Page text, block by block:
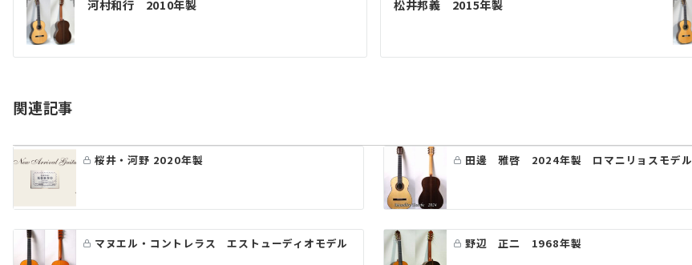
稿
ナ
ゲ
シ
ン
河村和行 2010年製 松井邦義 2015年製
関連記事
桜井・河野 2020年製 田邊 雅啓 2024年製 ロマニリョスモデル
マヌエル・コントレラス エストューディオモデル 野辺 正二 1968年製